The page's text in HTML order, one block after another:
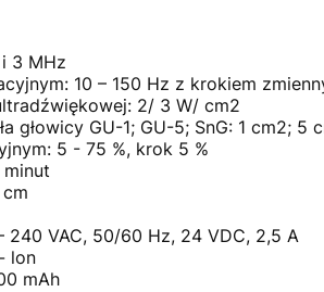
3 MHz
10 – 150 Hz z krokiem
2/ 3 W/ cm2
głowicy GU-1; GU-5; SnG: 1 cm2; 5
5 - 75 %, krok 5 %
240 VAC, 50/60 Hz, 24 VDC, 2,5 A
lon
mAh